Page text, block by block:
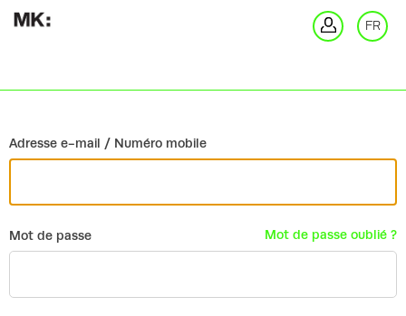
FR
Adresse e-mail / Numéro mobile
Mot de passe Mot de passe oublié ?